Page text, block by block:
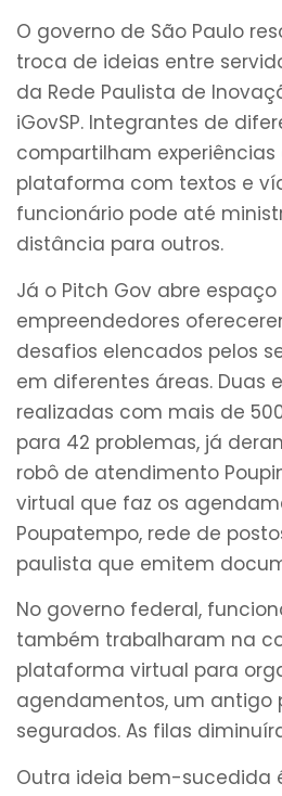
O governo de São Paulo
troca de ideias entre
da Rede Paulista de
iGovSP. Integrantes de
compartilham
plataforma com textos e
funcionário pode até
distância para outros.
Já o Pitch Gov abre
empreendedores
desafios elencados pelos
em diferentes áreas. Duas
realizadas com mais de
para 42 problemas, já
robô de atendimento
virtual que faz os
Poupatempo, rede de
paulista que emitem
No governo federal,
também trabalharam na
plataforma virtual para
agendamentos, um antigo
segurados. As filas
Outra ideia bem-sucedida